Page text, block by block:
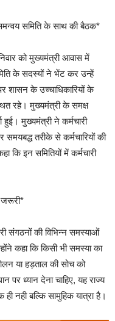
समिति के साथ की बैठक*
को मुख्यमंत्री आवास में
के सदस्यों ने भेंट कर उन्हें
के उच्चाधिकारियों के
रहे। मुख्यमंत्री के समक्ष
हुई। मुख्यमंत्री ने कर्मचारी
समयबद्ध तरीके से कर्मचारियों की
कि इन समितियों में कर्मचारी
जरूरी*
संगठनों की विभिन्न समस्याओं
कहा कि किसी भी समस्या का
या हड़ताल की सोच को
ध्यान देना चाहिए, यह राज्य
नही बल्कि सामुहिक यात्रा है।